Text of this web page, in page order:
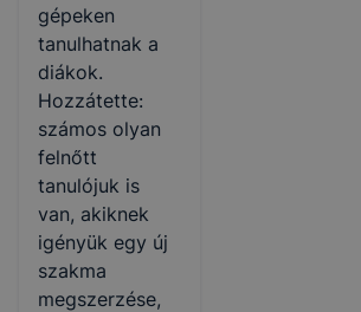
gépeken
tanulhatnak a
diákok.
Hozzátette:
számos olyan
felnőtt
tanulójuk is
van, akiknek
igényük egy új
szakma
megszerzése,